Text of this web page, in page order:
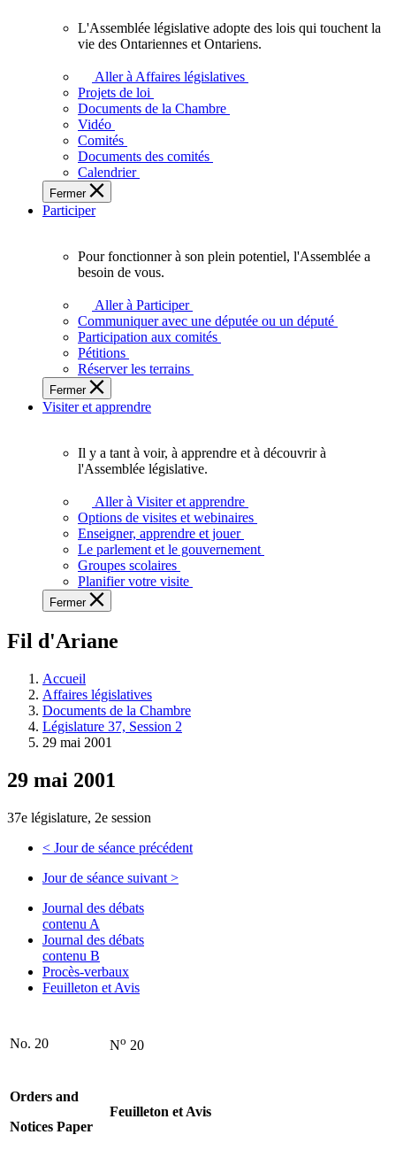
l'Ontario.
L'Assemblée
adopte
touchent
des
Ontariennes
et
L'Assemblée législative adopte des lois qui touchent la
vie des Ontariennes et Ontariens.
Aller à Affaires législatives
Projets de loi
Documents de la Chambre
Vidéo
Comités
Documents des comités
Calendrier
Fermer
Participer
plein
potentiel,
l'Assemblée
a
besoin
de
Pour fonctionner à son plein potentiel, l'Assemblée a
besoin de vous.
Aller à Participer
Communiquer avec une députée ou un député
Participation aux comités
Pétitions
Réserver les terrains
Fermer
Visiter et apprendre
voir,
apprendre
et
à
à
législative.
Il y a tant à voir, à apprendre et à découvrir à
l'Assemblée législative.
Aller à Visiter et apprendre
Options de visites et webinaires
Enseigner, apprendre et jouer
Le parlement et le gouvernement
Groupes scolaires
Planifier votre visite
Fermer
Fil d'Ariane
Accueil
Affaires législatives
Documents de la Chambre
Législature 37, Session 2
29 mai 2001
29 mai 2001
37e législature, 2e session
< Jour de séance précédent
Jour de séance suivant >
Journal des débats
contenu A
Journal des débats
contenu B
Procès-verbaux
Feuilleton et Avis
No. 20 No 20
Orders and
Notices Paper
Feuilleton et Avis